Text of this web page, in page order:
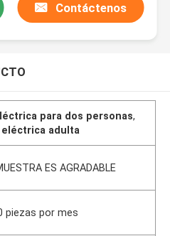
Contáctenos
para dos personas,
adulta
ES AGRADABLE
piezas por mes